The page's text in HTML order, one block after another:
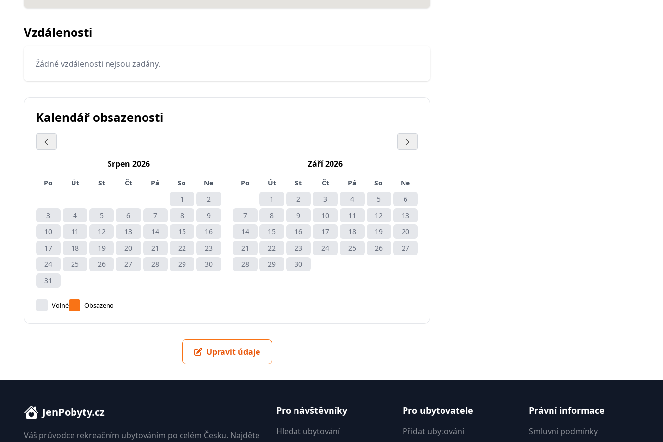
Vzdálenosti
Žádné vzdálenosti nejsou zadány.
Kalendář obsazenosti
Srpen 2026
Po Út St Čt Pá So
Ne
1
2
3
4 5 6 7 8
9
10
11 12 13 14 15
16
17
18 19 20 21 22
23
24
25 26 27 28 29
30
31
Září 2026
Po Út St Čt Pá So
Ne
1
2 3 4 5
6
7
8 9 10 11 12
13
14
15 16 17 18 19
20
21
22 23 24 25 26
27
28
29 30
Volné Obsazeno
Upravit údaje
JenPobyty.cz
Váš průvodce rekreačním ubytováním po celém Česku. Najděte
Pro návštěvníky
Hledat ubytování
Pro ubytovatele
Přidat ubytování
Právní informace
Smluvní podmínky